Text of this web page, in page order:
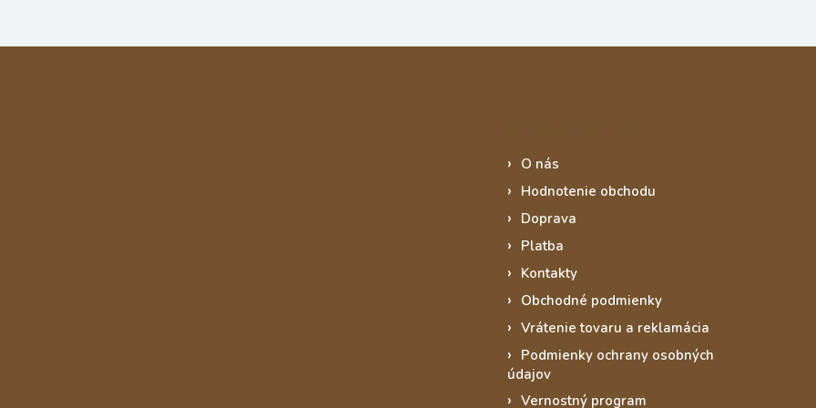
O nás
Hodnotenie obchodu
Doprava
Platba
Kontakty
Obchodné podmienky
Vrátenie tovaru a reklamácia
Podmienky ochrany osobných
údajov
Vernostný program